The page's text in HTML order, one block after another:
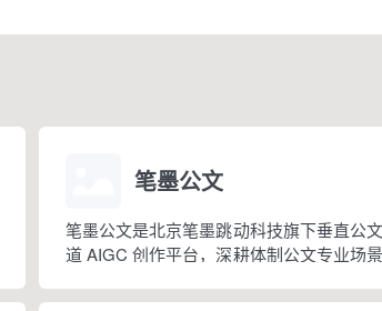
笔墨公文
笔墨公文是北京笔墨跳动科技旗下垂直公
道 AIGC 创作平台，深耕体制公文专业场
整合 AI 公文生成、全维度智能校对、